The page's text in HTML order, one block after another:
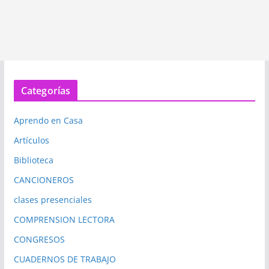
Categorías
Aprendo en Casa
Artículos
Biblioteca
CANCIONEROS
clases presenciales
COMPRENSION LECTORA
CONGRESOS
CUADERNOS DE TRABAJO